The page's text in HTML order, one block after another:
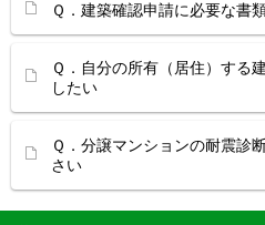
Ｑ．建築確認申請に必要な書
Ｑ．自分の所有（居住）する
したい
Ｑ．分譲マンションの耐震診
さい